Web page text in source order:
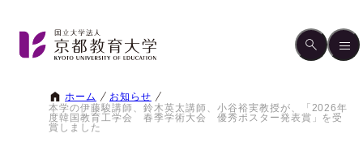
ホーム
お知らせ
本学の伊藤駿講師、鈴木英太講師、小谷裕実教授が、「2026年
度韓国教育工学会 春季学術大会 優秀ポスター発表賞」を受
賞しました